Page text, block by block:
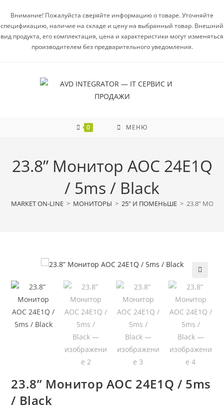
Внимание! Пожалуйста сверяйте информацию о товаре. Уточняйте
спецификацию, наличие на складе и цену на выбранный товар. Внешний
вид продукта, его комплектация, цена и характеристики могут изменяться
производителем без предварительного уведомления.
0 МЕНЮ
23.8” Монитор AOC 24E1Q
/ 5ms / Black
МАRКЕТ ON-LINE > МОНИТОРЫ > 25" И ПОМЕНЬШЕ > 23.8”
🔍
23.8” Монитор AOC 24E1Q / 5ms
/ Black